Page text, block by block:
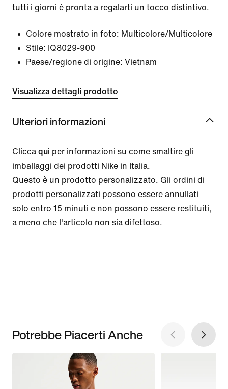
tutti i giorni è pronta a regalarti un tocco distintivo.
Colore mostrato in foto: Multicolore/Multicolore
Stile: IQ8029-900
Paese/regione di origine: Vietnam
Visualizza dettagli prodotto
Ulteriori informazioni
Clicca qui per informazioni su come smaltire gli
imballaggi dei prodotti Nike in Italia.
Questo è un prodotto personalizzato. Gli ordini di
prodotti personalizzati possono essere annullati
solo entro 15 minuti e non possono essere restituiti,
a meno che l'articolo non sia difettoso.
Potrebbe Piacerti Anche